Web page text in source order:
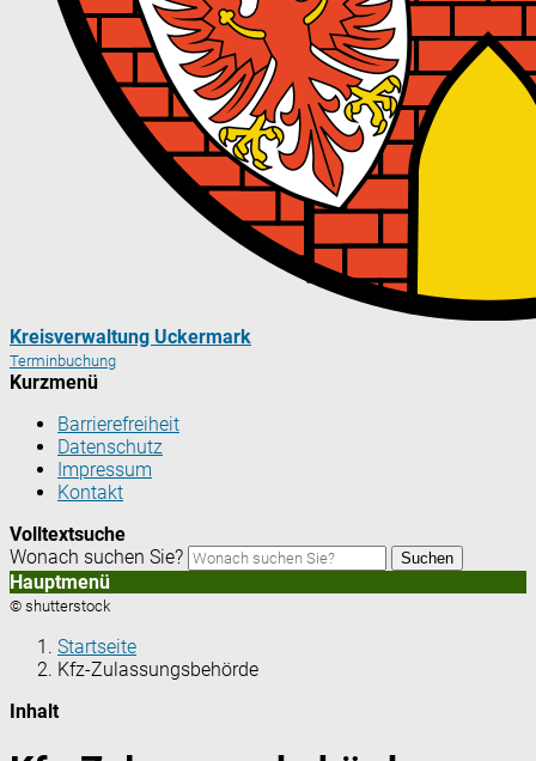
Kreisverwaltung Uckermark
Terminbuchung
Kurzmenü
Barrierefreiheit
Datenschutz
Impressum
Kontakt
Volltextsuche
Wonach suchen Sie?
Suchen
Hauptmenü
© shutterstock
Startseite
Kfz-Zulassungsbehörde
Inhalt